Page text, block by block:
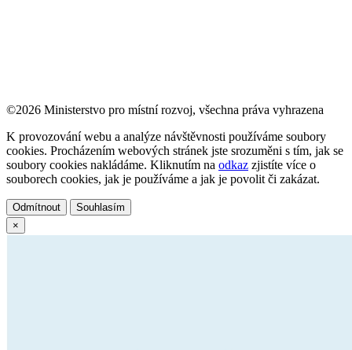
©2026 Ministerstvo pro místní rozvoj, všechna práva vyhrazena
K provozování webu a analýze návštěvnosti používáme soubory
cookies. Procházením webových stránek jste srozuměni s tím, jak se
soubory cookies nakládáme. Kliknutím na odkaz zjistíte více o
souborech cookies, jak je používáme a jak je povolit či zakázat.
Odmítnout
Souhlasím
×